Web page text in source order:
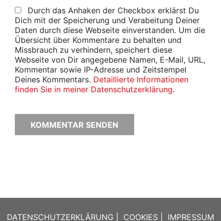
Durch das Anhaken der Checkbox erklärst Du
Dich mit der Speicherung und Verabeitung Deiner
Daten durch diese Webseite einverstanden. Um die
Übersicht über Kommentare zu behalten und
Missbrauch zu verhindern, speichert diese
Webseite von Dir angegebene Namen, E-Mail, URL,
Kommentar sowie IP-Adresse und Zeitstempel
Deines Kommentars. Detaillierte Informationen
finden Sie in meiner Datenschutzerklärung.
DATENSCHUTZERKLÄRUNG COOKIES IMPRESSUM